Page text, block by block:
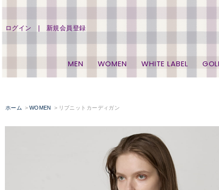
ログイン 新規会員登録
MEN WOMEN WHITE LABEL
ホーム WOMEN リブニットカーディガン